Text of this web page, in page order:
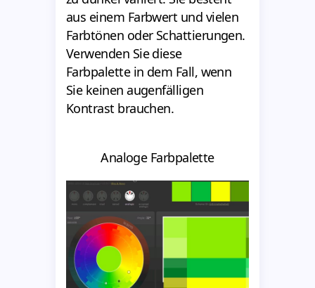
aus einem Farbwert und vielen
Farbtönen oder Schattierungen.
Verwenden Sie diese
Farbpalette in dem Fall, wenn
Sie keinen augenfälligen
Kontrast brauchen.
Analoge Farbpalette